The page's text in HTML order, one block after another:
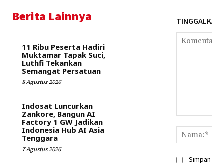
Berita Lainnya
11 Ribu Peserta Hadiri
Muktamar Tapak Suci,
Luthfi Tekankan
Semangat Persatuan
8 Agustus 2026
Indosat Luncurkan
Zankore, Bangun AI
Factory 1 GW Jadikan
Indonesia Hub AI Asia
Tenggara
7 Agustus 2026